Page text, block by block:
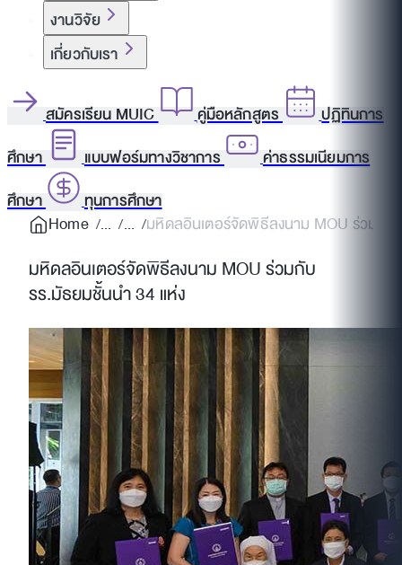
งานวิจัย
เกี่ยวกับเรา
สมัครเรียน MUIC คู่มือหลักสูตร
ปฏิทินการ
ศึกษา
แบบฟอร์มทางวิชาการ
ค่าธรรมเนียมการ
ศึกษา
ทุนการศึกษา
Home
มหิดลอินเตอร์จัดพิธีลงนาม MOU ร่วมกั
มหิดลอินเตอร์จัดพิธีลงนาม MOU ร่วมกับ
รร.มัธยมชั้นนำ 34 แห่ง